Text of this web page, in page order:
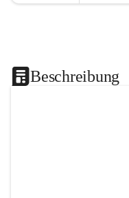
Beschreibung